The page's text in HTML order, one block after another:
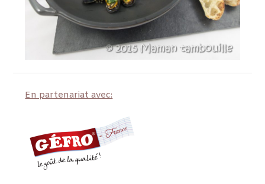
En partenariat avec: